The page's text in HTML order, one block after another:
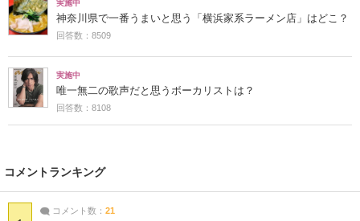
実施中
神奈川県で一番うまいと思う「横浜家系ラーメン店」はどこ？
回答数：8509
実施中
唯一無二の歌声だと思うボーカリストは？
回答数：8108
コメントランキング
コメント数： 21